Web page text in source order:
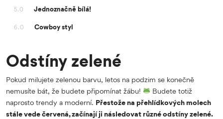
5.0 Jednoznačně bílá!
6.0 Cowboy styl
Odstíny zelené
Pokud milujete zelenou barvu, letos na podzim se konečně
nemusíte bát, že budete připomínat žábu!
Budete totiž
naprosto trendy a moderní. Přestože na přehlídkových molech
stále vede červená, začínají ji následovat různé odstíny zelené.